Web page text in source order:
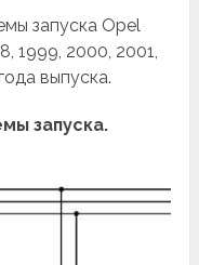
запуска Opel
1999, 2000, 2001,
выпуска.
запуска.